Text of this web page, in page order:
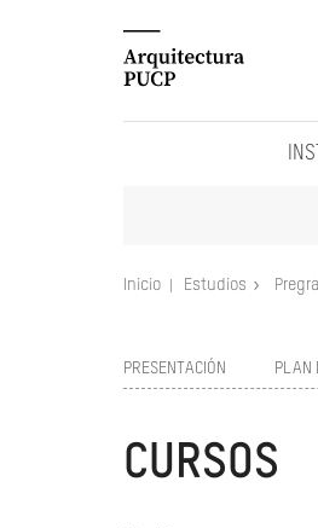
Inicio Estudios
PRESENTACIÓN PLAN
CURSOS